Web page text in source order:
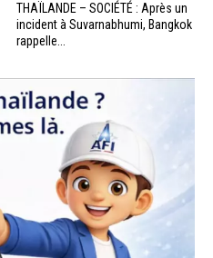
THAÏLANDE – SOCIÉTÉ : Après un
incident à Suvarnabhumi, Bangkok
rappelle...